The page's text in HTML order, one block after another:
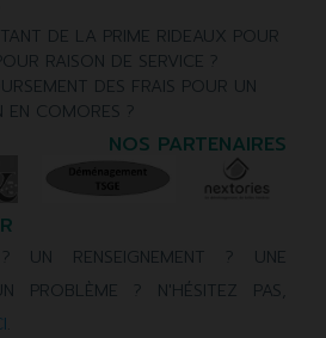
DE LA PRIME RIDEAUX POUR
RAISON DE SERVICE ?
DES FRAIS POUR UN
EN COMORES ?
NOS PARTENAIRES
UN RENSEIGNEMENT ? UNE
PROBLÈME ? N'HÉSITEZ PAS,